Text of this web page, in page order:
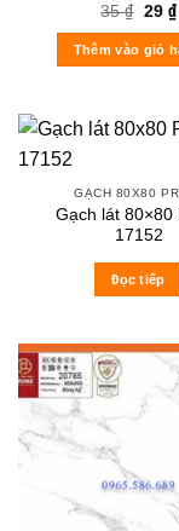
35₫
price
was:
35 ₫.
29 ₫
Thêm vào giỏ
GẠCH 80X80
Gạch lát 80×80
17152
Đọc tiếp